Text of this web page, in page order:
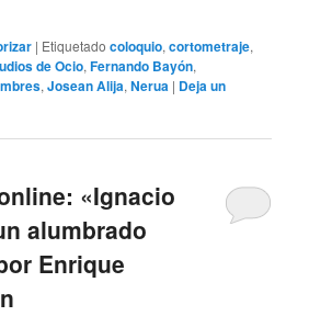
| Etiquetado coloquio,cortometraje,
de Ocio,Fernando Bayón,
,Josean Alija,Nerua | Deja un
«Ignacio
alumbrado
Enrique